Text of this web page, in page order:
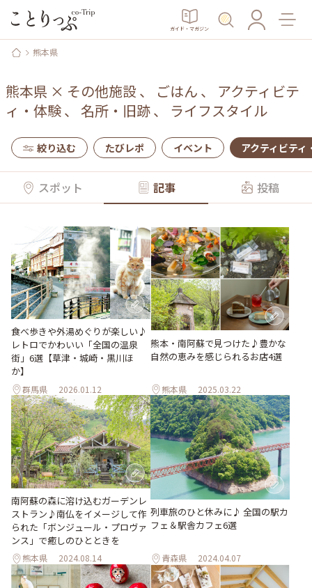
ガイド・マガジン
熊本県
熊本県 × その他施設、 ごはん 、 アクティビテ
ィ・体験、 名所・旧跡、 ライフスタイル
絞り込む たびレポ イベント アクティビティ
スポット 記事 投稿
食べ歩きや外湯めぐりが楽しい♪
レトロでかわいい「全国の温泉
街」6選【草津・城崎・黒川ほ
か】
群馬県 2026.01.12
熊本・南阿蘇で見つけた♪豊かな
自然の恵みを感じられるお店4選
熊本県 2025.03.22
南阿蘇の森に溶け込むガーデンレ
ストラン♪南仏をイメージして作
られた「ボンジュール・プロヴァ
ンス」で癒しのひとときを
熊本県 2024.08.14
列車旅のひと休みに♪ 全国の駅カ
フェ＆駅舎カフェ6選
青森県 2024.04.07